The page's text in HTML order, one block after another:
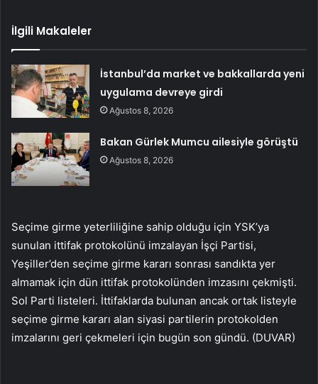
İlgili Makaleler
İstanbul’da market ve bakkallarda yeni
uygulama devreye girdi
Ağustos 8, 2026
Bakan Gürlek Mumcu ailesiyle görüştü
Ağustos 8, 2026
Seçime girme yeterliliğine sahip olduğu için YSK’ya
sunulan ittifak protokolünü imzalayan İşçi Partisi,
Yeşiller’den seçime girme kararı sonrası sandıkta yer
almamak için dün ittifak protokolünden imzasını çekmişti.
Sol Parti listeleri. İttifaklarda bulunan ancak ortak listeyle
seçime girme kararı alan siyasi partilerin protokolden
imzalarını geri çekmeleri için bugün son gündü. (DUVAR)